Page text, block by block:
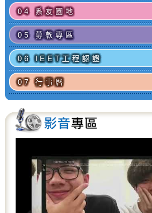
04 系友園地
05 募款專區
06 IEET工程認證
07 行事曆